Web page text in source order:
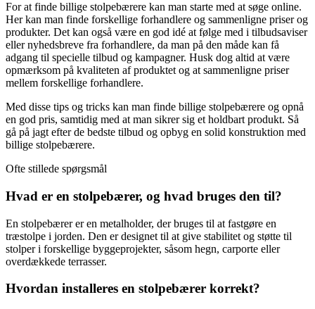
For at finde billige stolpebærere kan man starte med at søge online.
Her kan man finde forskellige forhandlere og sammenligne priser og
produkter. Det kan også være en god idé at følge med i tilbudsaviser
eller nyhedsbreve fra forhandlere, da man på den måde kan få
adgang til specielle tilbud og kampagner. Husk dog altid at være
opmærksom på kvaliteten af produktet og at sammenligne priser
mellem forskellige forhandlere.
Med disse tips og tricks kan man finde billige stolpebærere og opnå
en god pris, samtidig med at man sikrer sig et holdbart produkt. Så
gå på jagt efter de bedste tilbud og opbyg en solid konstruktion med
billige stolpebærere.
Ofte stillede spørgsmål
Hvad er en stolpebærer, og hvad bruges den til?
En stolpebærer er en metalholder, der bruges til at fastgøre en
træstolpe i jorden. Den er designet til at give stabilitet og støtte til
stolper i forskellige byggeprojekter, såsom hegn, carporte eller
overdækkede terrasser.
Hvordan installeres en stolpebærer korrekt?